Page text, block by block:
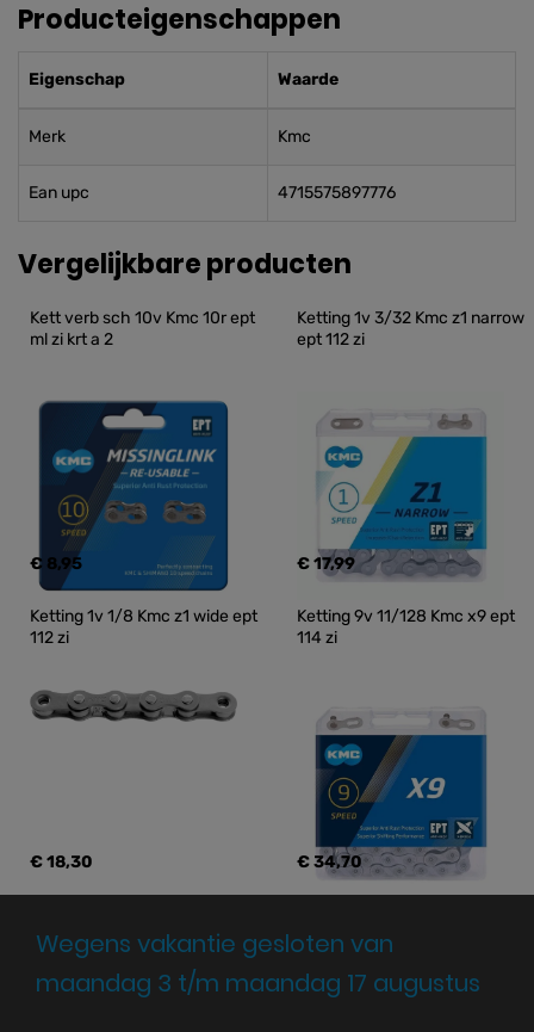
Producteigenschappen
Eigenschap Waarde
Merk Kmc
Ean upc 4715575897776
Vergelijkbare producten
Kett verb sch 10v Kmc 10r ept
ml zi krt a 2
€ 8,95
Ketting 1v 3/32 Kmc z1 narrow
ept 112 zi
€ 17,99
Ketting 1v 1/8 Kmc z1 wide ept
112 zi
€ 18,30
Ketting 9v 11/128 Kmc x9 ept
114 zi
€ 34,70
Wegens vakantie gesloten van
maandag 3 t/m maandag 17 augustus